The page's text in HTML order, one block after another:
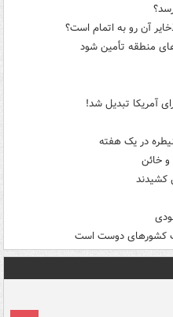
آن رو به اتمام است؟
منطقه تأمین شود
آمریکا تبدیل شد!
خائن
کشیدند
کشورهای دوست است